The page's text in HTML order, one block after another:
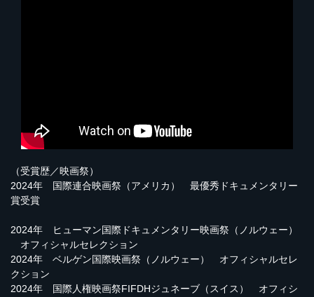
（受賞歴／映画祭）
2024年 国際連合映画祭（アメリカ） 最優秀ドキュメンタリー
賞受賞
2024年 ヒューマン国際ドキュメンタリー映画祭（ノルウェー）
オフィシャルセレクション
2024年 ベルゲン国際映画祭（ノルウェー） オフィシャルセレ
クション
2024年 国際人権映画祭FIFDHジュネーブ（スイス） オフィシ